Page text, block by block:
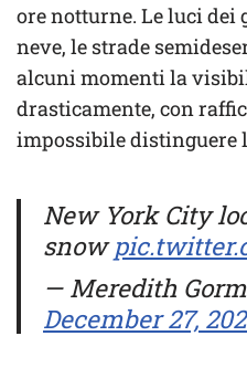
ore notturne. Le luci
neve, le strade
alcuni momenti la
drasticamente, con
impossibile distinguere
New York City
snow
— Meredith
December 27,